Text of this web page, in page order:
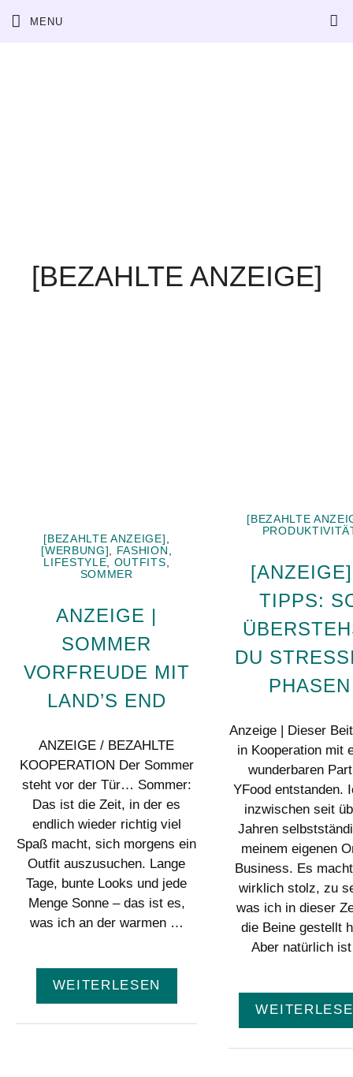
MENU
[BEZAHLTE ANZEIGE]
[BEZAHLTE ANZEIGE] ,
[WERBUNG] , FASHION ,
LIFESTYLE, OUTFITS,
SOMMER
ANZEIGE |
SOMMER
VORFREUDE MIT
LAND’S END
ANZEIGE / BEZAHLTE
KOOPERATION Der Sommer
steht vor der Tür… Sommer:
Das ist die Zeit, in der es
endlich wieder richtig viel
Spaß macht, sich morgens ein
Outfit auszusuchen. Lange
Tage, bunte Looks und jede
Menge Sonne – das ist es,
was ich an der warmen …
WEITERLESEN
[BEZAHLTE
TIPPS:
DU
PHASEN
Anzeige | Dieser
in Kooperation mit
wunderbaren
YFood entstanden.
inzwischen seit
Jahren
meinem eigenen
Business. Es
wirklich stolz, zu
was ich in dieser
die Beine gestellt
Aber natürlich